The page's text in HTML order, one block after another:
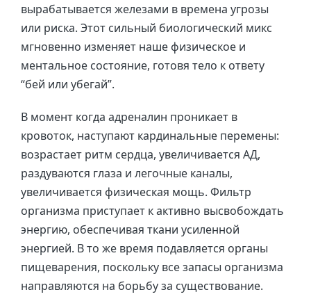
вырабатывается железами в времена угрозы
или риска. Этот сильный биологический микс
мгновенно изменяет наше физическое и
ментальное состояние, готовя тело к ответу
“бей или убегай”.
В момент когда адреналин проникает в
кровоток, наступают кардинальные перемены:
возрастает ритм сердца, увеличивается АД,
раздуваются глаза и легочные каналы,
увеличивается физическая мощь. Фильтр
организма приступает к активно высвобождать
энергию, обеспечивая ткани усиленной
энергией. В то же время подавляется органы
пищеварения, поскольку все запасы организма
направляются на борьбу за существование.